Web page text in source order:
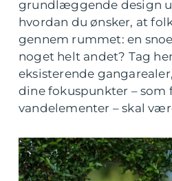
grundlæggende design
hvordan du ønsker, at
gennem rummet: en
noget helt andet? Tag
eksisterende
dine fokuspunkter – som
vandelementer – skal